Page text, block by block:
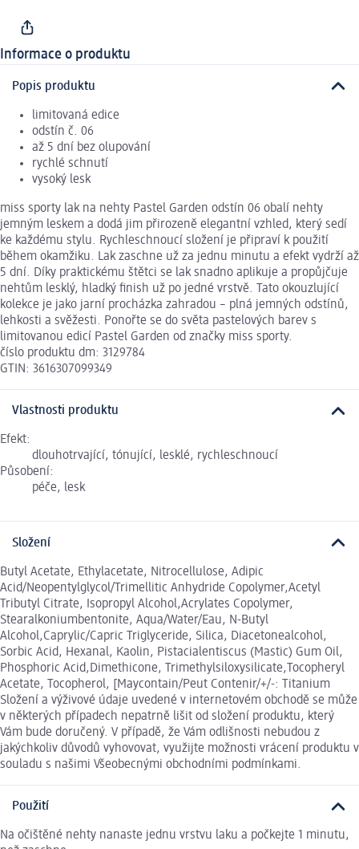
Informace o produktu
Popis produktu
limitovaná edice
odstín č. 06
až 5 dní bez olupování
rychlé schnutí
vysoký lesk
miss sporty lak na nehty Pastel Garden odstín 06 obalí nehty
jemným leskem a dodá jim přirozeně elegantní vzhled, který sedí
ke každému stylu. Rychleschnoucí složení je připraví k použití
během okamžiku. Lak zaschne už za jednu minutu a efekt vydrží až
5 dní. Díky praktickému štětci se lak snadno aplikuje a propůjčuje
nehtům lesklý, hladký finish už po jedné vrstvě. Tato okouzlující
kolekce je jako jarní procházka zahradou – plná jemných odstínů,
lehkosti a svěžesti. Ponořte se do světa pastelových barev s
limitovanou edicí Pastel Garden od značky miss sporty.
číslo produktu dm: 3129784
GTIN: 3616307099349
Vlastnosti produktu
Efekt:
dlouhotrvající, tónující, lesklé, rychleschnoucí
Působení:
péče, lesk
Složení
Butyl Acetate, Ethylacetate, Nitrocellulose, Adipic
Acid/Neopentylglycol/Trimellitic Anhydride Copolymer,Acetyl
Tributyl Citrate, Isopropyl Alcohol,Acrylates Copolymer,
Stearalkoniumbentonite, Aqua/Water/Eau, N-Butyl
Alcohol,Caprylic/Capric Triglyceride, Silica, Diacetonealcohol,
Sorbic Acid, Hexanal, Kaolin, Pistacialentiscus (Mastic) Gum Oil,
Phosphoric Acid,Dimethicone, Trimethylsiloxysilicate,Tocopheryl
Acetate, Tocopherol, [Maycontain/Peut Contenir/+/-: Titanium
Složení a výživové údaje uvedené v internetovém obchodě se může
v některých případech nepatrně lišit od složení produktu, který
Vám bude doručený. V případě, že Vám odlišnosti nebudou z
jakýchkoliv důvodů vyhovovat, využijte možnosti vrácení produktu v
souladu s našimi Všeobecnými obchodními podmínkami.
Použití
Na očištěné nehty nanaste jednu vrstvu laku a počkejte 1 minutu,